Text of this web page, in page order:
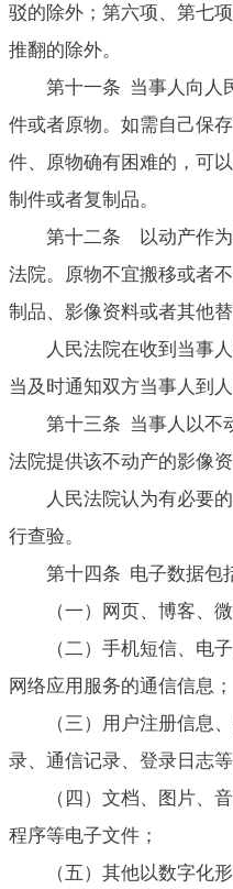
驳的除外；第六项、第七
推翻的除外。
第十一条 当事人向人
件或者原物。如需自己保
件、原物确有困难的，可
制件或者复制品。
第十二条 以动产作为
法院。原物不宜搬移或者
制品、影像资料或者其他替
人民法院在收到当事
当及时通知双方当事人到
第十三条 当事人以不
法院提供该不动产的影像资
人民法院认为有必要
行查验。
第十四条 电子数据包
（一）网页、博客、
（二）手机短信、电
网络应用服务的通信信息；
（三）用户注册信息
录、通信记录、登录日志等
（四）文档、图片、
程序等电子文件；
（五）其他以数字化